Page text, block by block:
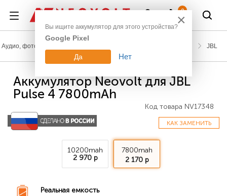
0
Аудио, фото, видео JBL
Аккумулятор Neovolt для JBL
Pulse 4 7800mAh
Код товара NV17348
КАК ЗАМЕНИТЬ
10200mah
2 970 р
7800mah
2 170 р
Реальная емкость
×
Вы ищите аккумулятор для этого устройства?
Google Pixel
Да Нет